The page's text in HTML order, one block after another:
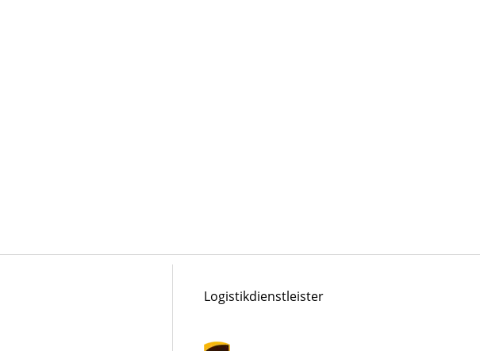
Logistikdienstleister